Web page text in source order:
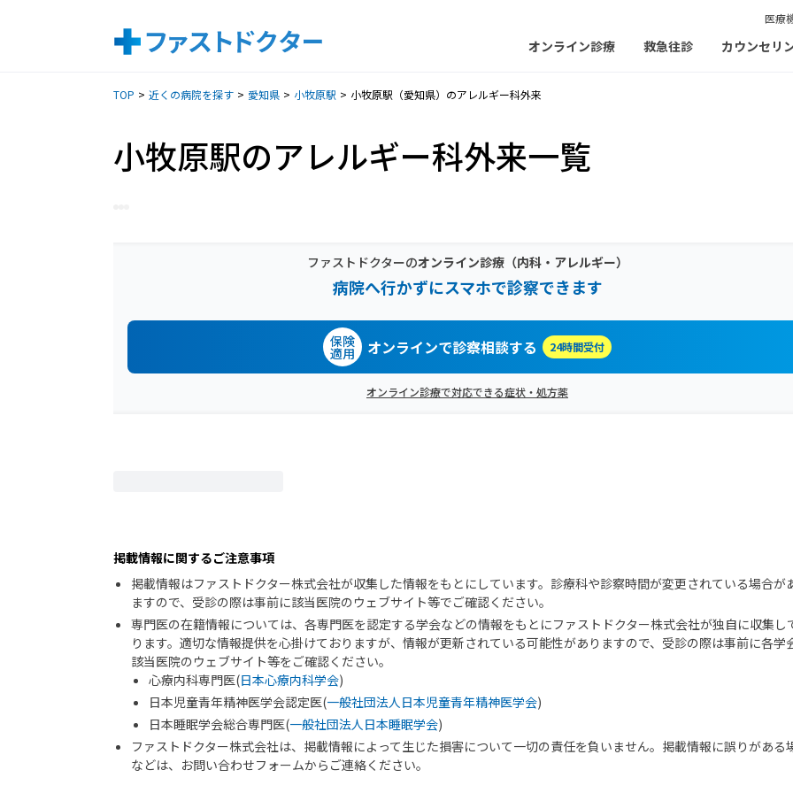
医療
オンライン診療 救急往診 カウンセリ
TOP 近くの病院を探す 愛知県 小牧原駅 小牧原駅（愛知県）のアレルギー科外来
小牧原駅のアレルギー科外来一覧
ファストドクターのオンライン診療（内科・アレルギー）
病院へ行かずにスマホで診察できます
保険
適用 オンラインで診察相談する 24時間受付
オンライン診療で対応できる症状・処方薬
掲載情報に関するご注意事項
掲載情報はファストドクター株式会社が収集した情報をもとにしています。診療科や診察時間が変更されている場合が
ますので、受診の際は事前に該当医院のウェブサイト等でご確認ください。
専門医の在籍情報については、各専門医を認定する学会などの情報をもとにファストドクター株式会社が独自に収集し
ります。適切な情報提供を心掛けておりますが、情報が更新されている可能性がありますので、受診の際は事前に各学
該当医院のウェブサイト等をご確認ください。
心療内科専門医(日本心療内科学会)
日本児童青年精神医学会認定医(一般社団法人日本児童青年精神医学会)
日本睡眠学会総合専門医(一般社団法人日本睡眠学会)
ファストドクター株式会社は、掲載情報によって生じた損害について一切の責任を負いません。掲載情報に誤りがある
などは、お問い合わせフォームからご連絡ください。